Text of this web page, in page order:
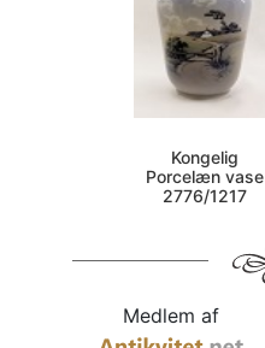
Kongelig
Porcelæn vase
2776/1217
Medlem af